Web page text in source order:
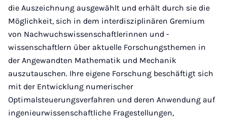
die Auszeichnung ausgewählt und erhält durch sie die
Möglichkeit, sich in dem interdisziplinären Gremium
von Nachwuchswissenschaftlerinnen und -
wissenschaftlern über aktuelle Forschungsthemen in
der Angewandten Mathematik und Mechanik
auszutauschen. Ihre eigene Forschung beschäftigt sich
mit der Entwicklung numerischer
Optimalsteuerungsverfahren und deren Anwendung auf
ingenieurwissenschaftliche Fragestellungen,